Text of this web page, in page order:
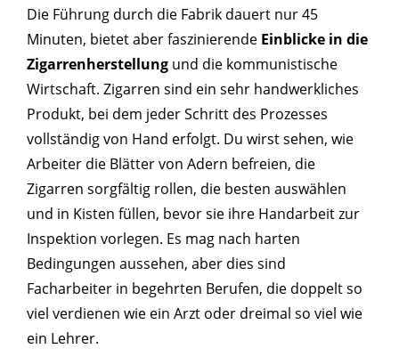
Die Führung durch die Fabrik dauert nur 45
Minuten, bietet aber faszinierende Einblicke in die
Zigarrenherstellung und die kommunistische
Wirtschaft. Zigarren sind ein sehr handwerkliches
Produkt, bei dem jeder Schritt des Prozesses
vollständig von Hand erfolgt. Du wirst sehen, wie
Arbeiter die Blätter von Adern befreien, die
Zigarren sorgfältig rollen, die besten auswählen
und in Kisten füllen, bevor sie ihre Handarbeit zur
Inspektion vorlegen. Es mag nach harten
Bedingungen aussehen, aber dies sind
Facharbeiter in begehrten Berufen, die doppelt so
viel verdienen wie ein Arzt oder dreimal so viel wie
ein Lehrer.